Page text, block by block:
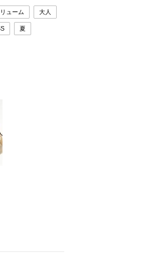
ューム 大人
夏